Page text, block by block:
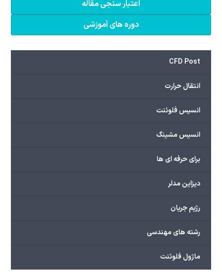
اعتبار سنجی مقاله
دوره های آموزشی
CFD Post
انتقال حرارت
انسیس فلوئنت
انسیس مشینگ
برای حرفه ای ها
دیزاین مدلر
رژیم جریان
رشته های مهندسی
ماژول فلوئنت